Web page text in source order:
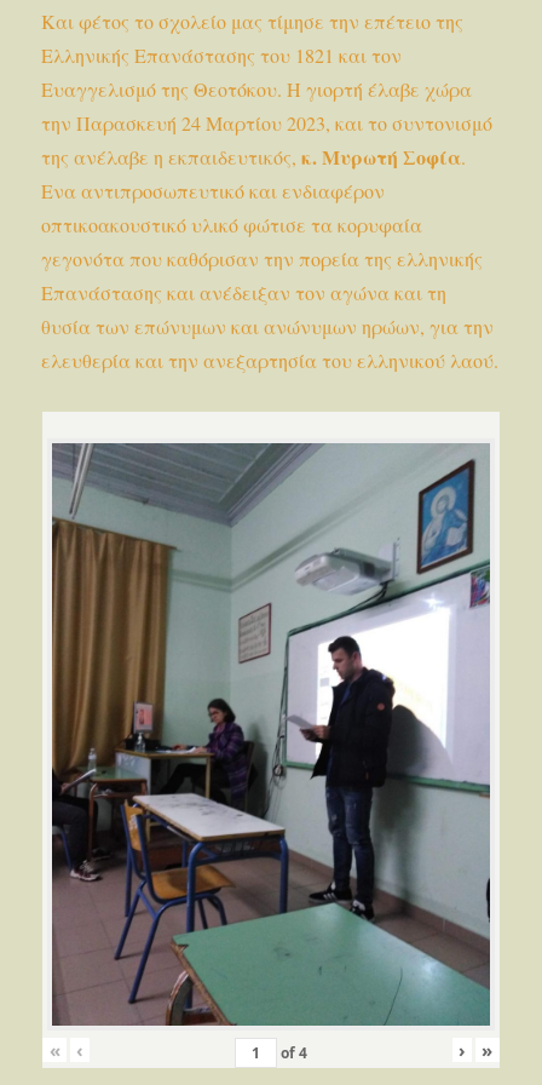
Και φέτος το σχολείο μας τίμησε την επέτειο της
Ελληνικής Επανάστασης του 1821 και τον
Ευαγγελισμό της Θεοτόκου. Η γιορτή έλαβε χώρα
την Παρασκευή 24 Μαρτίου 2023, και το συντονισμό
της ανέλαβε η εκπαιδευτικός, κ. Μυρωτή Σοφία.
Ενα αντιπροσωπευτικό και ενδιαφέρον
οπτικοακουστικό υλικό φώτισε τα κορυφαία
γεγονότα που καθόρισαν την πορεία της ελληνικής
Επανάστασης και ανέδειξαν τον αγώνα και τη
θυσία των επώνυμων και ανώνυμων ηρώων, για την
ελευθερία και την ανεξαρτησία του ελληνικού λαού.
« ‹ of4 › »